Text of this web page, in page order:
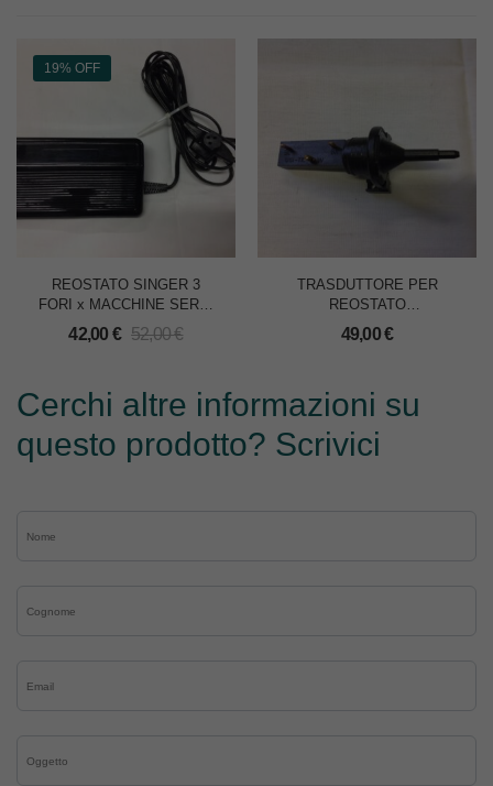
19% OFF
REOSTATO SINGER 3
FORI x MACCHINE SERIE
418/478/500/518
42,00 € 52,00€
TRASDUTTORE PER
REOSTATO
PNEUMATICO x
MACCHINE SINGER
49,00€
Cerchi altre informazioni su
questo prodotto? Scrivici